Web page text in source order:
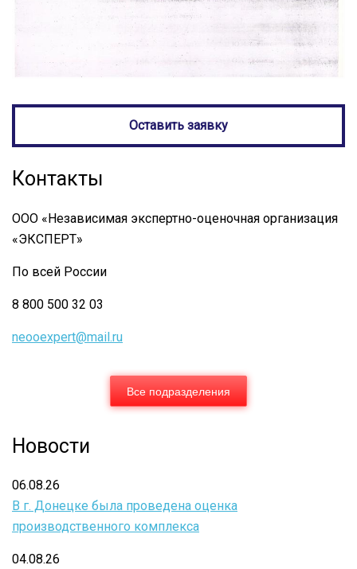
Оставить заявку
Контакты
ООО «Независимая экспертно-оценочная организация
«ЭКСПЕРТ»
По всей России
8 800 500 32 03
neooexpert@mail.ru
Все подразделения
Новости
06.08.26
В г. Донецке была проведена оценка
производственного комплекса
04.08.26